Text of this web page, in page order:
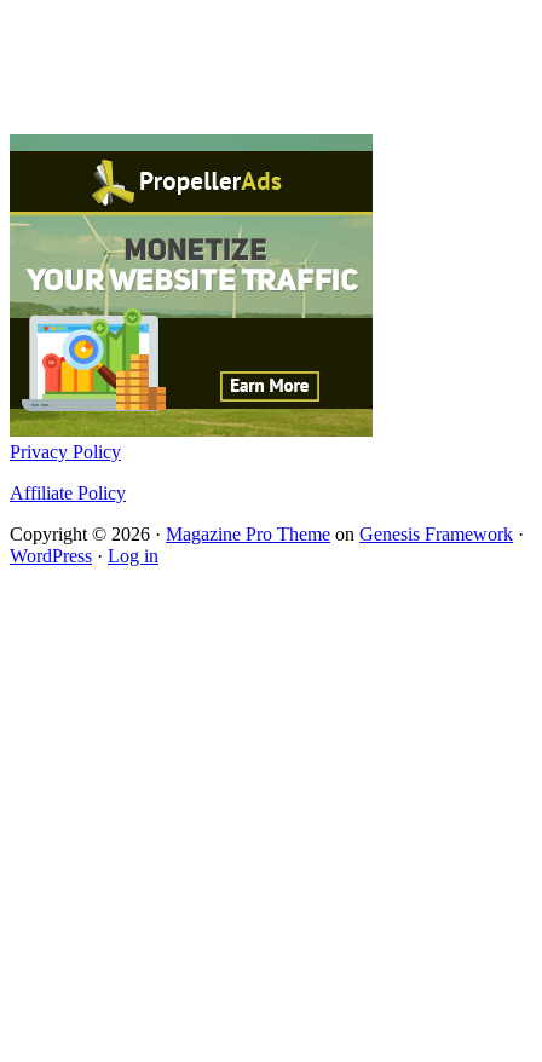
Privacy Policy
Affiliate Policy
Copyright © 2026 · Magazine Pro Theme on Genesis Framework ·
WordPress · Log in